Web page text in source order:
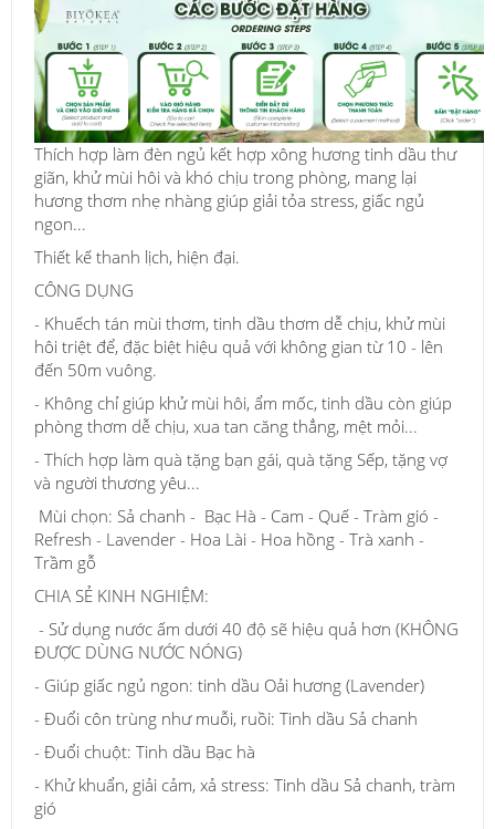
Thích hợp làm đèn ngủ kết hợp xông hương tinh dầu thư
giãn, khử mùi hôi và khó chịu trong phòng, mang lại
hương thơm nhẹ nhàng giúp giải tỏa stress, giấc ngủ
ngon...
Thiết kế thanh lịch, hiện đại.
CÔNG DỤNG
- Khuếch tán mùi thơm, tinh dầu thơm dễ chịu, khử mùi
hôi triệt để, đặc biệt hiệu quả với không gian từ 10 - lên
đến 50m vuông.
- Không chỉ giúp khử mùi hôi, ẩm mốc, tinh dầu còn giúp
phòng thơm dễ chịu, xua tan căng thẳng, mệt mỏi...
- Thích hợp làm quà tặng bạn gái, quà tặng Sếp, tặng vợ
và người thương yêu...
Mùi chọn: Sả chanh - Bạc Hà - Cam - Quế - Tràm gió -
Refresh - Lavender - Hoa Lài - Hoa hồng - Trà xanh -
Trầm gỗ
CHIA SẺ KINH NGHIỆM:
- Sử dụng nước ấm dưới 40 độ sẽ hiệu quả hơn (KHÔNG
ĐƯỢC DÙNG NƯỚC NÓNG)
- Giúp giấc ngủ ngon: tinh dầu Oải hương (Lavender)
- Đuổi côn trùng như muỗi, ruồi: Tinh dầu Sả chanh
- Đuổi chuột: Tinh dầu Bạc hà
- Khử khuẩn, giải cảm, xả stress: Tinh dầu Sả chanh, tràm
gió